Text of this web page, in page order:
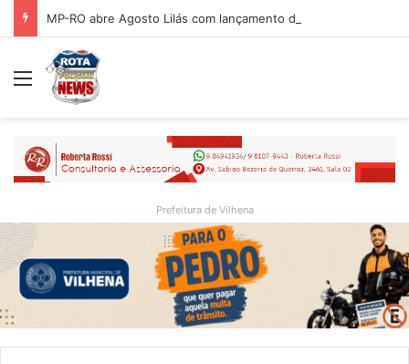
Menu
Prefeitura de Vilhena